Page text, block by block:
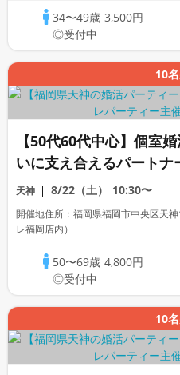
34〜49歳 3,500円
◎受付中
10
【50代60代中心】個室
いに支え合えるパートナ
出会い～
天神 8/22（土） 10:30〜
開催地住所：福岡県福岡市中央区天
レ福岡店内）
50〜69歳 4,800円
◎受付中
10